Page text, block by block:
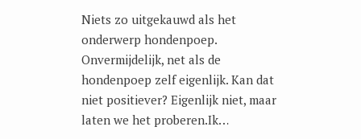
Niets zo uitgekauwd als het
onderwerp hondenpoep.
Onvermijdelijk, net als de
hondenpoep zelf eigenlijk. Kan dat
niet positiever? Eigenlijk niet, maar
laten we het proberen.Ik…